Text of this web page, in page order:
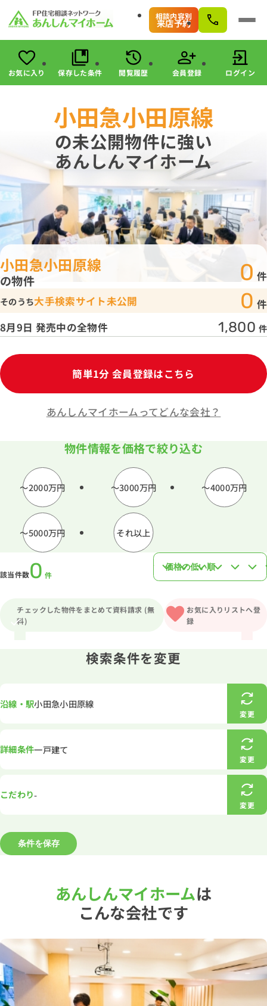
相談内容別
来店予約
会員登録 ログイン
駅・路線から探す
エリアから探す
こだわりから探す
未公開物件の探し方
すまいのお金に関する8つのサービス
マンガで分かる！住宅購入
会社情報
来店予約
お気に入り 保存した条件 閲覧履歴 会員登録 ログイン
小田急小田原線
の未公開物件に強い
あんしんマイホーム
小田急小田原線
の物件 0 件
そのうち大手検索サイト未公開 0 件
8月9日 発売中の全物件
1,800 件
簡単1分 会員登録はこちら
あんしんマイホームってどんな会社？
物件情報を価格で絞り込む
〜2000万円 〜3000万円 〜4000万円
〜5000万円 それ以上
該当件数0 件
チェックした物件をまとめて資料請求 (無
料)
お気に入りリストへ登
録
検索条件を変更
沿線・駅小田急小田原線
変更
詳細条件一戸建て
変更
こだわり-
変更
条件を保存
あんしんマイホームは
こんな会社です